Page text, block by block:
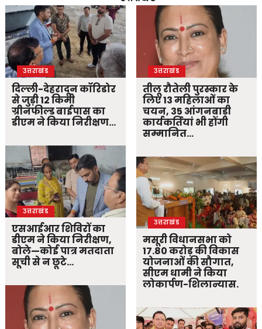
उत्तराखंड
दिल्ली-देहरादून कॉरिडोर
से जुड़ी 12 किमी
ग्रीनफील्ड बाईपास का
डीएम ने किया निरीक्षण…
उत्तराखंड
एसआईआर शिविरों का
डीएम ने किया निरीक्षण,
बोले—कोई पात्र मतदाता
सूची से न छूटे…
उत्तराखंड
तीलू रौतेली पुरस्कार के
लिए 13 महिलाओं का
चयन, 35 आंगनबाड़ी
कार्यकर्तियां भी होंगी
सम्मानित…
उत्तराखंड
मसूरी विधानसभा को
17.80 करोड़ की विकास
योजनाओं की सौगात,
सीएम धामी ने किया
लोकार्पण-शिलान्यास.